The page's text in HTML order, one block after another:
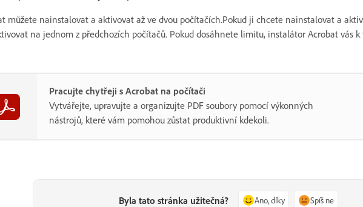
můžete nainstalovat a aktivovat až ve dvou počítačích.Pokud ji chcete nainstalovat a
na jednom z předchozích počítačů. Pokud dosáhnete limitu, instalátor Acrobat vás k
Pracujte chytřeji s Acrobat na počítači
Vytvářejte, upravujte a organizujte PDF soubory pomocí výkonných
nástrojů, které vám pomohou zůstat produktivní kdekoli.
Byla tato stránka užitečná? Ano, díky Spíš ne